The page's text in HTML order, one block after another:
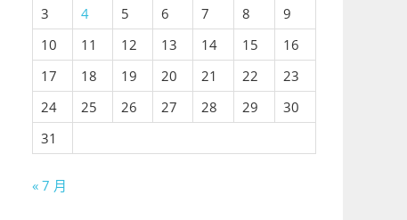
3
4 5 6 7 8
9
10
11 12 13 14 15
16
17
18 19 20 21 22
23
24
25 26 27 28 29
30
31
« 7 月